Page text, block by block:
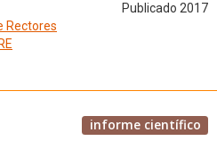
Publicado 2017
Rectores
informe científico